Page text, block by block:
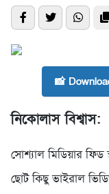
📸
নিকোলাস বিশ্বাস:
সোশ্যাল মিডিয়ার
ছোট কিছু ভাইরাল